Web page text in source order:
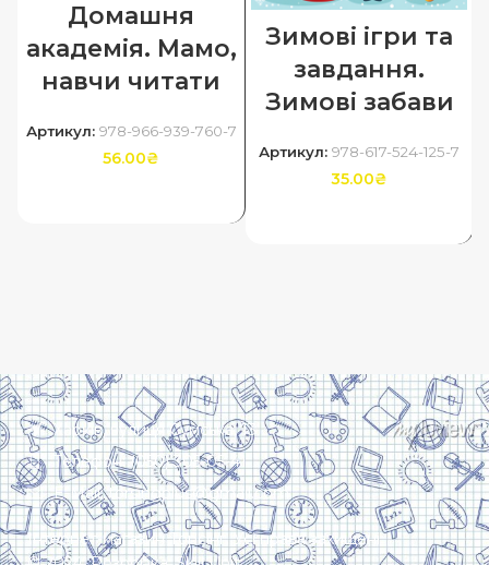
Домашня
академія. Мамо,
навчи читати
Артикул: 978-966-939-760-7
56.00₴
Зимові ігри та
завдання.
Зимові забави
Артикул: 978-617-524-125-7
35.00₴
Харків, вулиця Сумська, 13
Телефон: (050) 305-05-41
E-Mail: torsingplus@gmail.com
Інтернет-магазин Торсінг. Усі права захищені